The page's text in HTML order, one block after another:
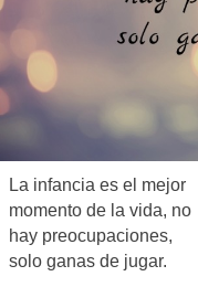
La infancia es el mejor
momento de la vida, no
hay preocupaciones,
solo ganas de jugar.